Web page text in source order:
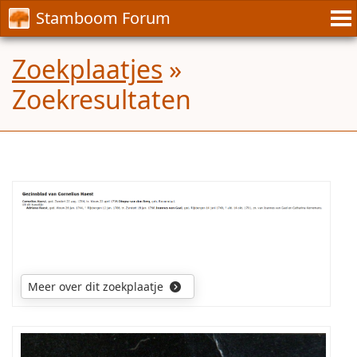
Stamboom Forum
Zoekplaatjes »
Zoekresultaten
Graag
weten
wie
ouders
zijn
Meer over dit zoekplaatje